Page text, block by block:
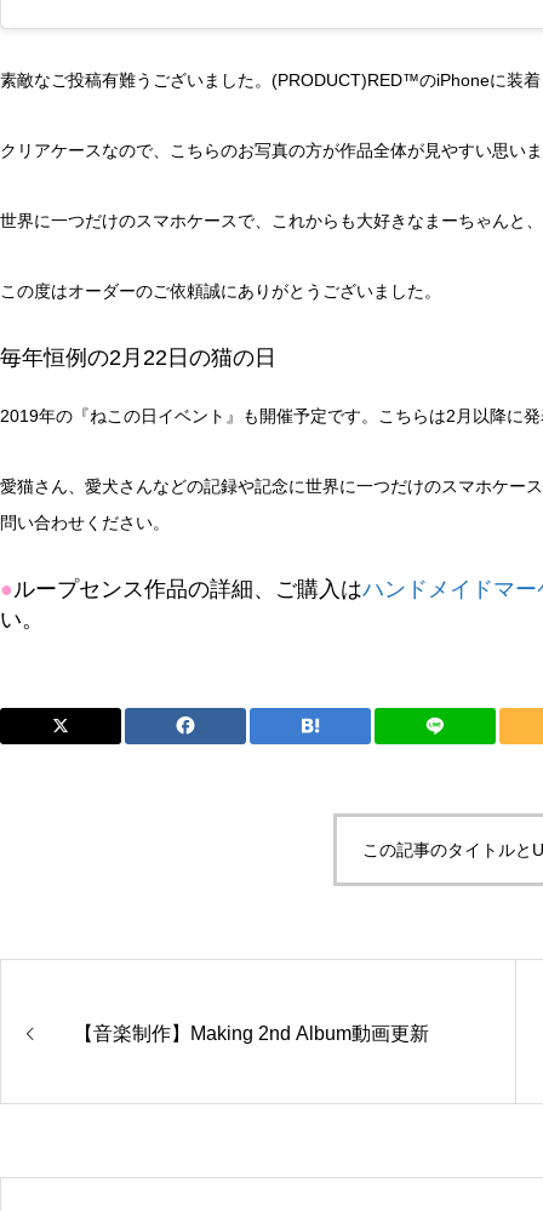
素敵なご投稿有難うございました。(PRODUCT)RED™のiPhoneに装
クリアケースなので、こちらのお写真の方が作品全体が見やすい思い
世界に一つだけのスマホケースで、これからも大好きなまーちゃんと
この度はオーダーのご依頼誠にありがとうございました。
毎年恒例の2月22日の猫の日
2019年の『ねこの日イベント』も開催予定です。こちらは2月以降に
愛猫さん、愛犬さんなどの記録や記念に世界に一つだけのスマホケー
問い合わせください。
●ループセンス作品の詳細、ご購入はハンドメイドマ
い。
この記事のタイトルと
【音楽制作】Making 2nd Album動画更新